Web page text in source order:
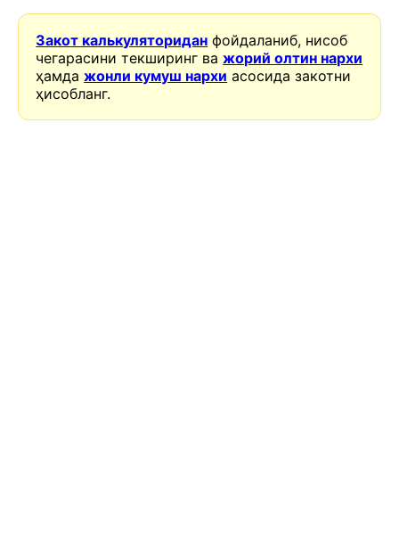
Закот калькуляторидан фойдаланиб, нисоб
чегарасини текширинг важорий олтин нархи
ҳамдажонли кумуш нархи асосида закотни
ҳисобланг.